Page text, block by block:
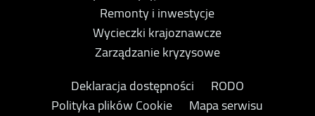
Remonty i inwestycje
Wycieczki krajoznawcze
Zarządzanie kryzysowe
Deklaracja dostępności
RODO
Polityka plików Cookie
Mapa serwisu